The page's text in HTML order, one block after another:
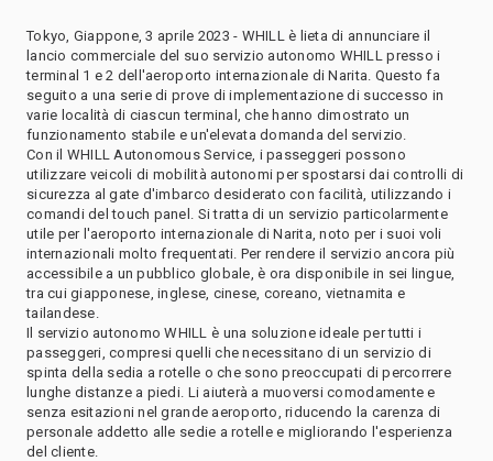
Tokyo, Giappone, 3 aprile 2023 - WHILL è lieta di annunciare il
lancio commerciale del suo servizio autonomo WHILL presso i
terminal 1 e 2 dell'aeroporto internazionale di Narita. Questo fa
seguito a una serie di prove di implementazione di successo in
varie località di ciascun terminal, che hanno dimostrato un
funzionamento stabile e un'elevata domanda del servizio.
Con il WHILL Autonomous Service, i passeggeri possono
utilizzare veicoli di mobilità autonomi per spostarsi dai controlli di
sicurezza al gate d'imbarco desiderato con facilità, utilizzando i
comandi del touch panel. Si tratta di un servizio particolarmente
utile per l'aeroporto internazionale di Narita, noto per i suoi voli
internazionali molto frequentati. Per rendere il servizio ancora più
accessibile a un pubblico globale, è ora disponibile in sei lingue,
tra cui giapponese, inglese, cinese, coreano, vietnamita e
tailandese.
Il servizio autonomo WHILL è una soluzione ideale per tutti i
passeggeri, compresi quelli che necessitano di un servizio di
spinta della sedia a rotelle o che sono preoccupati di percorrere
lunghe distanze a piedi. Li aiuterà a muoversi comodamente e
senza esitazioni nel grande aeroporto, riducendo la carenza di
personale addetto alle sedie a rotelle e migliorando l'esperienza
del cliente.